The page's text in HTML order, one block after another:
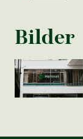
Bilder